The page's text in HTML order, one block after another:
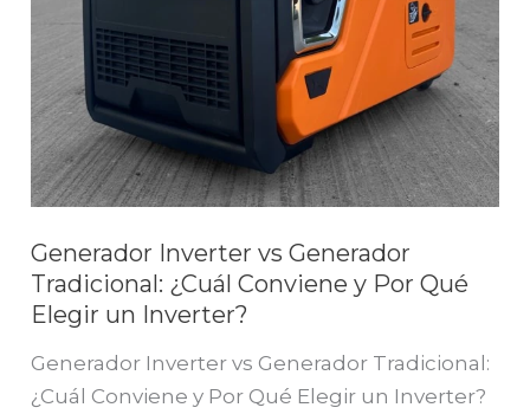
Generador Inverter vs Generador
Tradicional: ¿Cuál Conviene y Por Qué
Elegir un Inverter?
Generador Inverter vs Generador Tradicional:
¿Cuál Conviene y Por Qué Elegir un Inverter?
Por
Qué
Elegir
un
Inverter?